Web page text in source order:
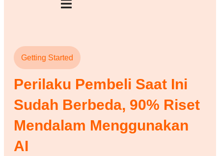
Getting Started
Perilaku Pembeli Saat Ini
Sudah Berbeda, 90% Riset
Mendalam Menggunakan
AI